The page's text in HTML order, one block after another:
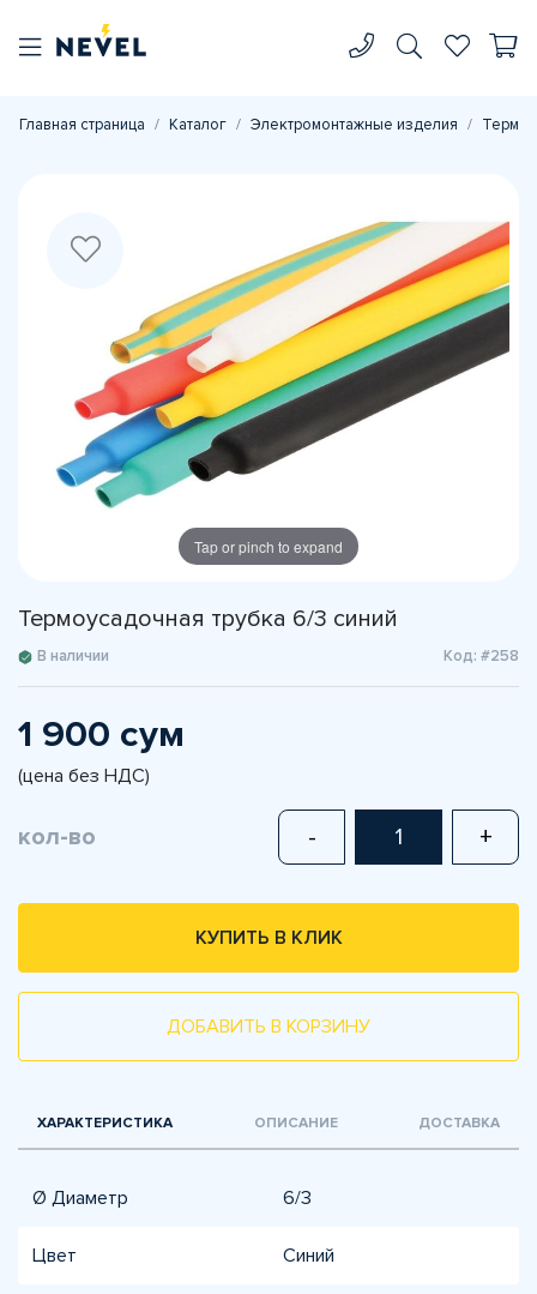
Главная страница Каталог Электромонтажные изделия
Tap or pinch to expand
Термоусадочная трубка 6/3 синий
В наличии Код: #258
1 900 сум
(цена без НДС)
кол-во - +
КУПИТЬ В КЛИК
ДОБАВИТЬ В КОРЗИНУ
ХАРАКТЕРИСТИКА ОПИСАНИЕ ДОСТАВКА
Ø Диаметр 6/3
Цвет Синий